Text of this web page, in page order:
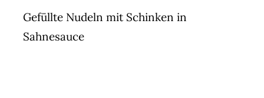
Gefüllte Nudeln mit Schinken in
Sahnesauce